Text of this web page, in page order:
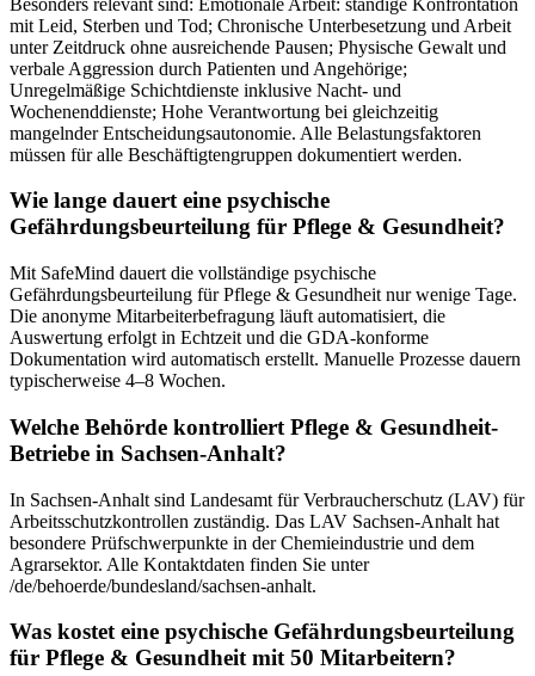
mit Leid, Sterben und Tod; Chronische Unterbesetzung und Arbeit
unter Zeitdruck ohne ausreichende Pausen; Physische Gewalt und
verbale Aggression durch Patienten und Angehörige;
Unregelmäßige Schichtdienste inklusive Nacht- und
Wochenenddienste; Hohe Verantwortung bei gleichzeitig
mangelnder Entscheidungsautonomie. Alle Belastungsfaktoren
müssen für alle Beschäftigtengruppen dokumentiert werden.
Wie lange dauert eine psychische
Gefährdungsbeurteilung für Pflege & Gesundheit?
Mit SafeMind dauert die vollständige psychische
Gefährdungsbeurteilung für Pflege & Gesundheit nur wenige Tage.
Die anonyme Mitarbeiterbefragung läuft automatisiert, die
Auswertung erfolgt in Echtzeit und die GDA-konforme
Dokumentation wird automatisch erstellt. Manuelle Prozesse dauern
typischerweise 4–8 Wochen.
Welche Behörde kontrolliert Pflege & Gesundheit-
Betriebe in Sachsen-Anhalt?
In Sachsen-Anhalt sind Landesamt für Verbraucherschutz (LAV) für
Arbeitsschutzkontrollen zuständig. Das LAV Sachsen-Anhalt hat
besondere Prüfschwerpunkte in der Chemieindustrie und dem
Agrarsektor. Alle Kontaktdaten finden Sie unter
/de/behoerde/bundesland/sachsen-anhalt.
Was kostet eine psychische Gefährdungsbeurteilung
für Pflege & Gesundheit mit 50 Mitarbeitern?